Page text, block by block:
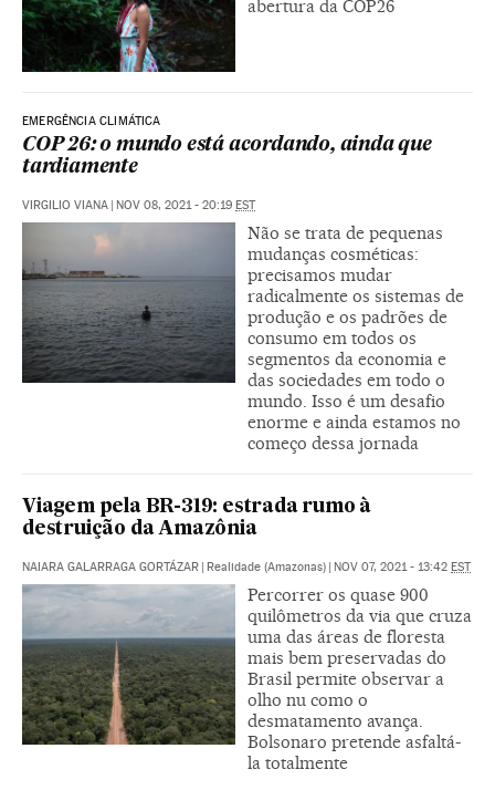
abertura da COP26
EMERGÊNCIA CLIMÁTICA
COP 26: o mundo está acordando, ainda que
tardiamente
VIRGILIO VIANA | NOV 08, 2021 - 20:19 EST
Não se trata de pequenas
mudanças cosméticas:
precisamos mudar
radicalmente os sistemas de
produção e os padrões de
consumo em todos os
segmentos da economia e
das sociedades em todo o
mundo. Isso é um desafio
enorme e ainda estamos no
começo dessa jornada
Viagem pela BR-319: estrada rumo à
destruição da Amazônia
NAIARA GALARRAGA GORTÁZAR | Realidade (Amazonas) | NOV 07, 2021 - 13:42 EST
Percorrer os quase 900
quilômetros da via que cruza
uma das áreas de floresta
mais bem preservadas do
Brasil permite observar a
olho nu como o
desmatamento avança.
Bolsonaro pretende asfaltá-
la totalmente